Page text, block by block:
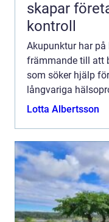
skapar
kontroll
Akupunktur har
främmande till att
som söker hjälp
långvariga
Stockholm, där
Lotta Albertsson